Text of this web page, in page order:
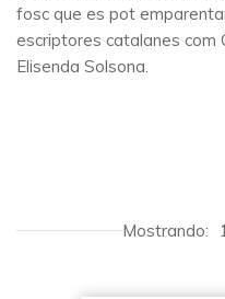
fosc que es pot
escriptores catalanes com
Elisenda Solsona.
Mostrando: